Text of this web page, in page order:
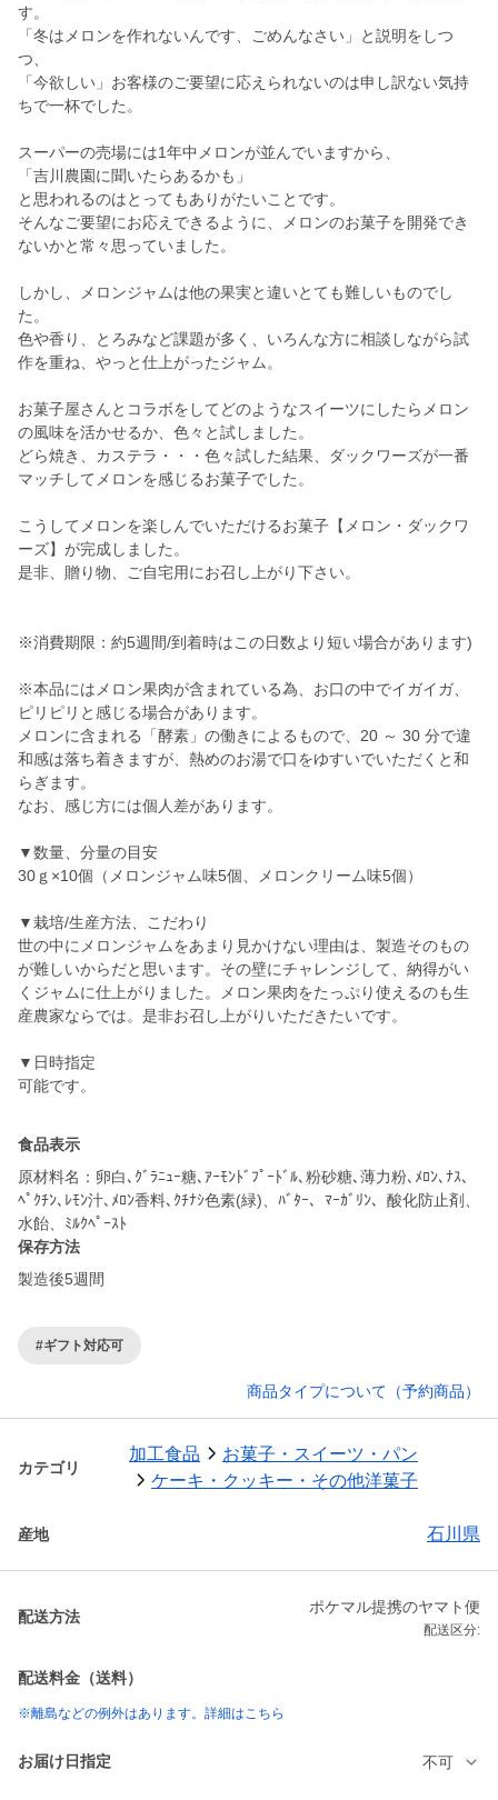
す。
「冬はメロンを作れないんです、ごめんなさい」と説明をしつ
つ、
「今欲しい」お客様のご要望に応えられないのは申し訳ない気持
ちで一杯でした。
スーパーの売場には1年中メロンが並んでいますから、
「吉川農園に聞いたらあるかも」
と思われるのはとってもありがたいことです。
そんなご要望にお応えできるように、メロンのお菓子を開発でき
ないかと常々思っていました。
しかし、メロンジャムは他の果実と違いとても難しいものでし
た。
色や香り、とろみなど課題が多く、いろんな方に相談しながら試
作を重ね、やっと仕上がったジャム。
お菓子屋さんとコラボをしてどのようなスイーツにしたらメロン
の風味を活かせるか、色々と試しました。
どら焼き、カステラ・・・色々試した結果、ダックワーズが一番
マッチしてメロンを感じるお菓子でした。
こうしてメロンを楽しんでいただけるお菓子【メロン・ダックワ
ーズ】が完成しました。
是非、贈り物、ご自宅用にお召し上がり下さい。
※消費期限：約5週間/到着時はこの日数より短い場合があります)
※本品にはメロン果肉が含まれている為、お口の中でイガイガ、
ピリピリと感じる場合があります。
メロンに含まれる「酵素」の働きによるもので、20 ～ 30 分で違
和感は落ち着きますが、熱めのお湯で口をゆすいでいただくと和
らぎます。
なお、感じ方には個人差があります。
▼数量、分量の目安
30ｇ×10個（メロンジャム味5個、メロンクリーム味5個）
▼栽培/生産方法、こだわり
世の中にメロンジャムをあまり見かけない理由は、製造そのもの
が難しいからだと思います。その壁にチャレンジして、納得がい
くジャムに仕上がりました。メロン果肉をたっぷり使えるのも生
産農家ならでは。是非お召し上がりいただきたいです。
▼日時指定
可能です。
食品表示
原材料名：卵白､ｸﾞﾗﾆｭｰ糖､ｱｰﾓﾝﾄﾞﾌﾟｰﾄﾞﾙ､粉砂糖､薄力粉､ﾒﾛﾝ､ﾅｽ､
ﾍﾟｸﾁﾝ､ﾚﾓﾝ汁､ﾒﾛﾝ香料､ｸﾁﾅｼ色素(緑)、ﾊﾞﾀｰ、ﾏｰｶﾞﾘﾝ、酸化防止剤、
保存方法
製造後5週間
#ギフト対応可
商品タイプについて（予約商品）
カテゴリ
加工食品
お菓子・スイーツ・パン
ケーキ・クッキー・その他洋菓子
産地 石川県
配送方法
ポケマル提携のヤマト便
配送区分:
配送料金（送料）
※離島などの例外はあります。詳細はこちら
お届け日指定 不可